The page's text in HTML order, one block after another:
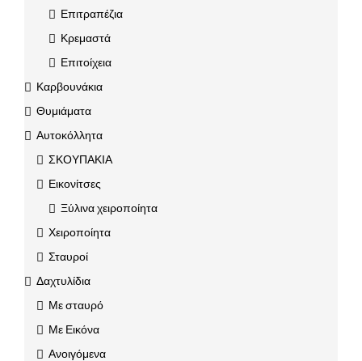
Επιτραπέζια
Κρεμαστά
Επιτοίχεια
Καρβουνάκια
Θυμιάματα
Αυτοκόλλητα
ΣΚΟΥΠΑΚΙΑ
Εικονίτσες
Ξύλινα χειροποίητα
Χειροποίητα
Σταυροί
Δαχτυλίδια
Με σταυρό
Με Εικόνα
Ανοιγόμενα